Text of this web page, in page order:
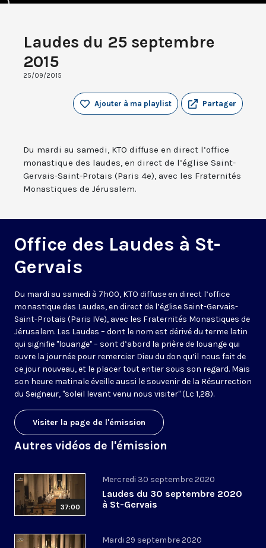
Laudes du 25 septembre
2015
25/09/2015
Partager
Ajouter à ma playlist
Du mardi au samedi, KTO diffuse en direct l’office
monastique des laudes, en direct de l’église Saint-
Gervais-Saint-Protais (Paris 4e), avec les Fraternités
Monastiques de Jérusalem.
Office des Laudes à St-
Gervais
Du mardi au samedi à 7h00, KTO diffuse en direct l’office
monastique des Laudes, en direct de l’église Saint-Gervais-
Saint-Protais (Paris IVe), avec les Fraternités Monastiques de
Jérusalem. Les Laudes – dont le nom est dérivé du terme latin
qui signifie "louange" – sont d’abord la prière de louange qui
ouvre la journée pour remercier Dieu du don qu’il nous fait de
ce jour nouveau, et le placer tout entier sous son regard. Mais
son heure matinale éveille aussi le souvenir de la Résurrection
du Seigneur, "soleil levant venu nous visiter" (Lc 1,28).
Visiter la page de l'émission
Autres vidéos de l'émission
37:00
Mercredi 30 septembre 2020
Laudes du 30 septembre 2020
à St-Gervais
Mardi 29 septembre 2020